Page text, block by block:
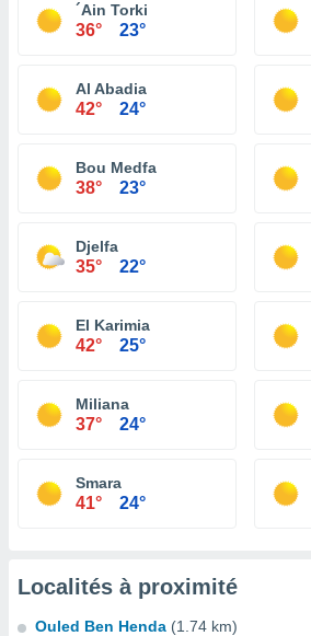
´Ain Torki
36° 23°
Al Abadia
42° 24°
Bou Medfa
38° 23°
Djelfa
35° 22°
El Karimia
42° 25°
Miliana
37° 24°
Smara
41° 24°
Localités à proximité
Ouled Ben Henda (1.74 km)